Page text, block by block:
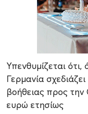
Υπενθυμίζεται
Γερμανία
βοήθειας προς
ευρώ ετησίως